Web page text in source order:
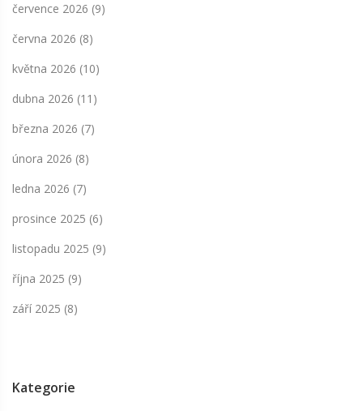
července 2026 (9)
června 2026 (8)
května 2026 (10)
dubna 2026 (11)
března 2026 (7)
února 2026 (8)
ledna 2026 (7)
prosince 2025 (6)
listopadu 2025 (9)
října 2025 (9)
září 2025 (8)
Kategorie